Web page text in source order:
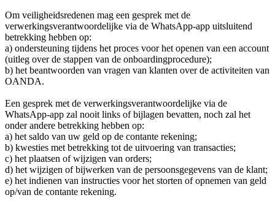
Om veiligheidsredenen mag een gesprek met de
verwerkingsverantwoordelijke via de WhatsApp-app uitsluitend
betrekking hebben op:
a) ondersteuning tijdens het proces voor het openen van een account
(uitleg over de stappen van de onboardingprocedure);
b) het beantwoorden van vragen van klanten over de activiteiten van
OANDA.
Een gesprek met de verwerkingsverantwoordelijke via de
WhatsApp-app zal nooit links of bijlagen bevatten, noch zal het
onder andere betrekking hebben op:
a) het saldo van uw geld op de contante rekening;
b) kwesties met betrekking tot de uitvoering van transacties;
c) het plaatsen of wijzigen van orders;
d) het wijzigen of bijwerken van de persoonsgegevens van de klant;
e) het indienen van instructies voor het storten of opnemen van geld
op/van de contante rekening.